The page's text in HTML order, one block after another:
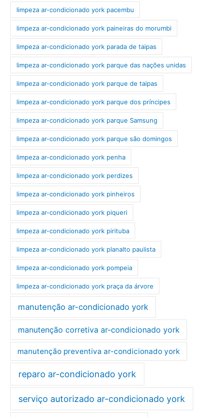
limpeza ar-condicionado york pacembu
limpeza ar-condicionado york paineiras do morumbi
limpeza ar-condicionado york parada de taipas
limpeza ar-condicionado york parque das nações unidas
limpeza ar-condicionado york parque de taipas
limpeza ar-condicionado york parque dos príncipes
limpeza ar-condicionado york parque Samsung
limpeza ar-condicionado york parque são domingos
limpeza ar-condicionado york penha
limpeza ar-condicionado york perdizes
limpeza ar-condicionado york pinheiros
limpeza ar-condicionado york piqueri
limpeza ar-condicionado york pirituba
limpeza ar-condicionado york planalto paulista
limpeza ar-condicionado york pompeia
limpeza ar-condicionado york praça da árvore
manutenção ar-condicionado york
manutenção corretiva ar-condicionado york
manutenção preventiva ar-condicionado york
reparo ar-condicionado york
serviço autorizado ar-condicionado york